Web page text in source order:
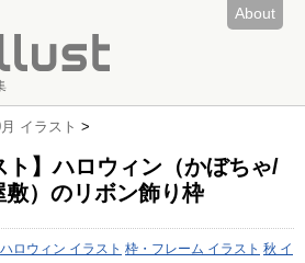
About
イラスト >
ト】ハロウィン（かぼちゃ/
）のリボン飾り枠
ハロウィン イラスト 枠・フレーム イラスト 秋 イ